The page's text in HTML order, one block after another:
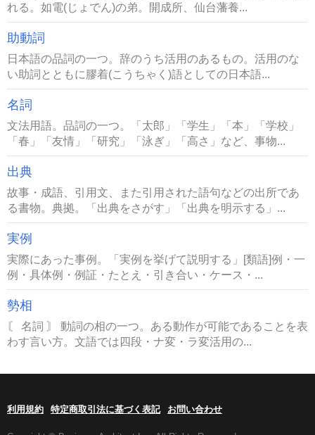
れる。如電(じょでん)の弟。開成所、仙台藩養...
助動詞
日本語の品詞の一つ。辞のうち活用のあるもの。活用のな
い助詞とともに膠着(こうちゃく)語としての日本語...
名詞
文法用語。品詞の一つ。「太郎」「学生」「本」「学校」
「春」「友情」「研究」「泳ぎ」「高さ」など、事物...
出典
故事・成語、引用文、また引用された語句などの出所であ
る書物。典拠。「出典をさがす」「出典を明示する」...
実例
実際にあった事例。「実例を挙げて説明する」[類語]例・一
例・具体例・例証・たとえ・引き合い・ケース・...
勢相
〘 名詞 〙 動詞の相の一つ。ある動作が可能であることを表
わす言い方。文語では四段・ナ変・ラ変活用の...
利用規約 特定商取引法に基づく表記 お問い合わせ